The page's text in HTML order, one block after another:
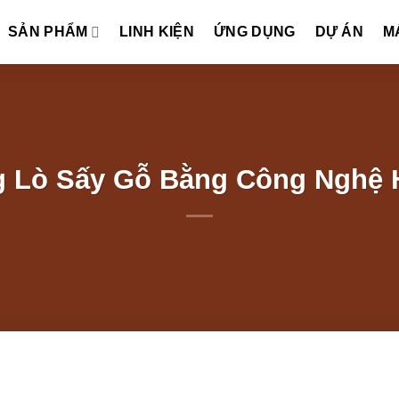
SẢN PHẨM LINH KIỆN ỨNG DỤNG DỰ ÁN
Lò Sấy Gỗ Bằng Công